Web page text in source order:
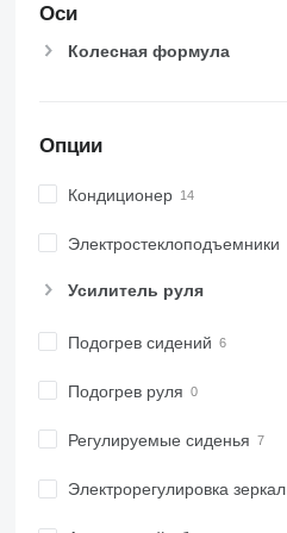
Оси
Колесная формула
Опции
Кондиционер
Электростеклоподъемники
Усилитель руля
Подогрев сидений
Подогрев руля
Регулируемые сиденья
Электрорегулировка зеркал